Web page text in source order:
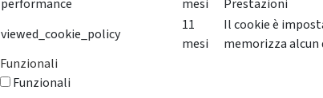
performance
mesi
Prestazioni
viewed_cookie_policy
11
mesi
Il cookie è
memorizza alcun
Funzionali
Funzionali